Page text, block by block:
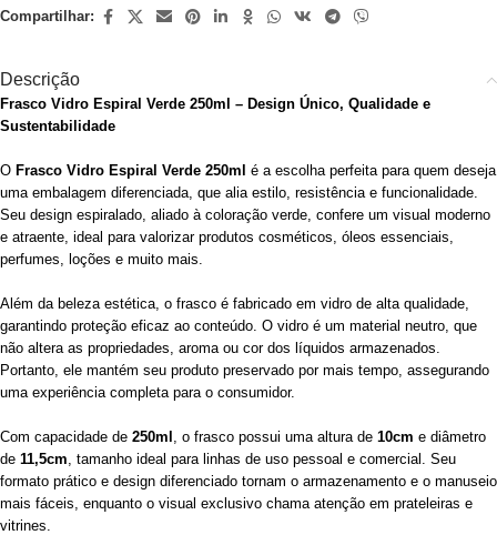
Compartilhar:
Descrição
Frasco Vidro Espiral Verde 250ml – Design Único, Qualidade e
Sustentabilidade
O Frasco Vidro Espiral Verde 250ml é a escolha perfeita para quem deseja
uma embalagem diferenciada, que alia estilo, resistência e funcionalidade.
Seu design espiralado, aliado à coloração verde, confere um visual moderno
e atraente, ideal para valorizar produtos cosméticos, óleos essenciais,
perfumes, loções e muito mais.
Além da beleza estética, o frasco é fabricado em vidro de alta qualidade,
garantindo proteção eficaz ao conteúdo. O vidro é um material neutro, que
não altera as propriedades, aroma ou cor dos líquidos armazenados.
Portanto, ele mantém seu produto preservado por mais tempo, assegurando
uma experiência completa para o consumidor.
Com capacidade de 250ml , o frasco possui uma altura de 10cm e diâmetro
de 11,5cm , tamanho ideal para linhas de uso pessoal e comercial. Seu
formato prático e design diferenciado tornam o armazenamento e o manuseio
mais fáceis, enquanto o visual exclusivo chama atenção em prateleiras e
vitrines.